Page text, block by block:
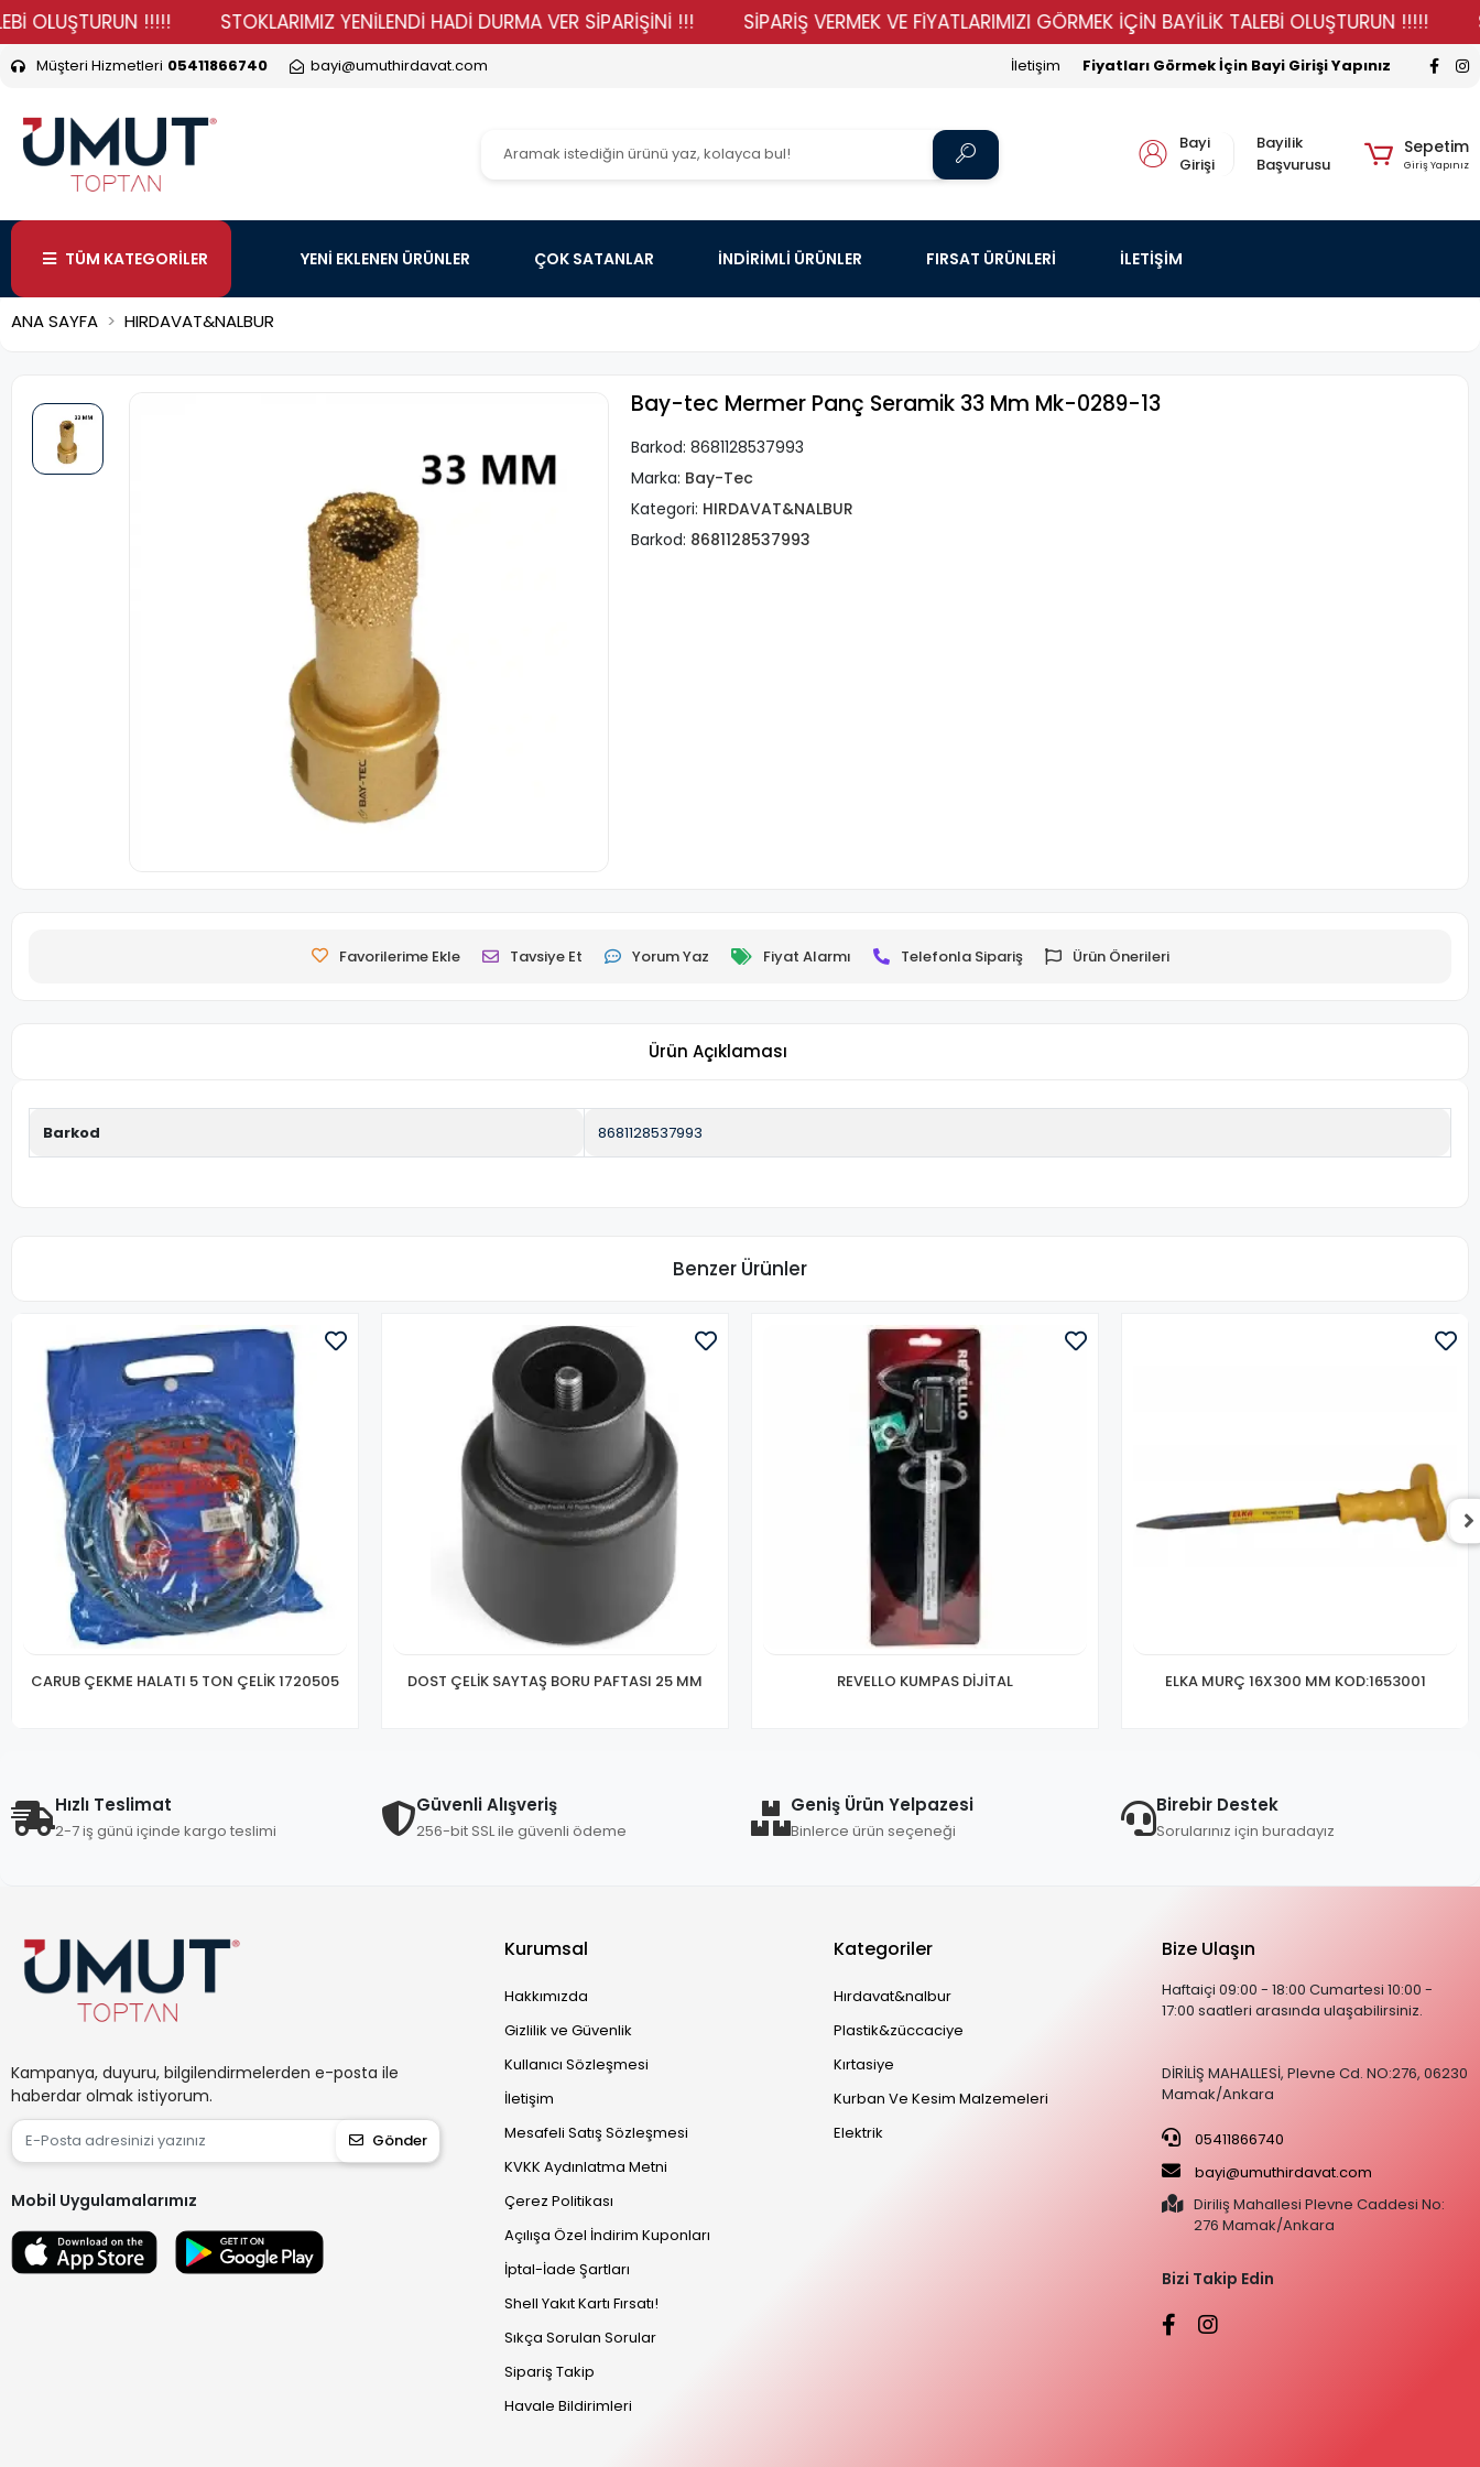
!!!!! STOKLARIMIZ YENİLENDİ HADİ DURMA VER SİPARİŞİNİ !!! SİPARİŞ VERMEK VE FİYATLARIMIZI GÖRMEK İÇİN BAYİLİK TALEBİ OLUŞTURUN !!!!!
Müşteri Hizmetleri 05411866740 bayi@umuthirdavat.com Fiyatları Görmek İçin Bayi Girişi Yapınız
İletişim
Bayi
Girişi
Bayilik
Başvurusu
Sepetim
Giriş Yapınız
TÜM KATEGORİLER YENİ EKLENEN ÜRÜNLER ÇOK SATANLAR İNDİRİMLİ ÜRÜNLER FIRSAT ÜRÜNLERİ İLETİŞİM
ANA SAYFA HIRDAVAT&NALBUR
Bay-tec Mermer Panç Seramik 33 Mm Mk-0289-13
Barkod: 8681128537993
Marka: Bay-Tec
Kategori: HIRDAVAT&NALBUR
Barkod: 8681128537993
Favorilerime Ekle Tavsiye Et Yorum Yaz Fiyat Alarmı Telefonla Sipariş Ürün Önerileri
Ürün Açıklaması
Barkod 8681128537993
Benzer Ürünler
CARUB ÇEKME HALATI 5 TON ÇELİK 1720505 DOST ÇELİK SAYTAŞ BORU PAFTASI 25 MM REVELLO KUMPAS DİJİTAL ELKA MURÇ 16X300 MM KOD:1653001
Hızlı Teslimat
2-7 iş günü içinde kargo teslimi
Güvenli Alışveriş
256-bit SSL ile güvenli ödeme
Geniş Ürün Yelpazesi
Binlerce ürün seçeneği
Birebir Destek
Sorularınız için buradayız
Kampanya, duyuru, bilgilendirmelerden e-posta ile
haberdar olmak istiyorum.
Gönder
Mobil Uygulamalarımız
Kurumsal
Hakkımızda
Gizlilik ve Güvenlik
Kullanıcı Sözleşmesi
İletişim
Mesafeli Satış Sözleşmesi
KVKK Aydınlatma Metni
Çerez Politikası
Açılışa Özel İndirim Kuponları
İptal-İade Şartları
Shell Yakıt Kartı Fırsatı!
Sıkça Sorulan Sorular
Sipariş Takip
Havale Bildirimleri
Kategoriler
Hırdavat&nalbur
Plastik&züccaciye
Kırtasiye
Kurban Ve Kesim Malzemeleri
Elektrik
Bize Ulaşın
Haftaiçi 09:00 - 18:00 Cumartesi 10:00 -
17:00 saatleri arasında ulaşabilirsiniz.
DİRİLİŞ MAHALLESİ, Plevne Cd. NO:276, 06230
Mamak/Ankara
05411866740
bayi@umuthirdavat.com
Diriliş Mahallesi Plevne Caddesi No:
276 Mamak/Ankara
Bizi Takip Edin